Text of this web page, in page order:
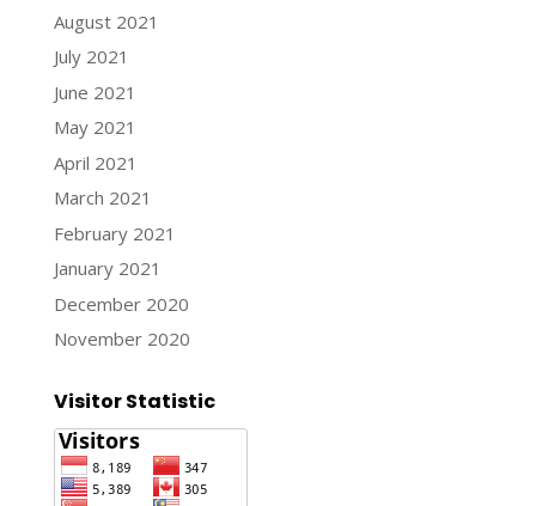
August 2021
July 2021
June 2021
May 2021
April 2021
March 2021
February 2021
January 2021
December 2020
November 2020
Visitor Statistic